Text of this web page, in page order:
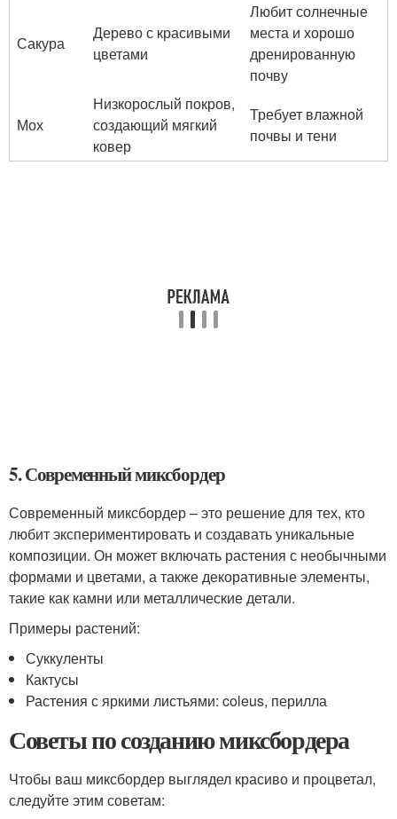
Сакура
Дерево с красивыми
цветами
Любит солнечные
места и хорошо
дренированную
почву
Мох
Низкорослый покров,
создающий мягкий
ковер
Требует влажной
почвы и тени
5. Современный миксбордер
Современный миксбордер – это решение для тех, кто
любит экспериментировать и создавать уникальные
композиции. Он может включать растения с необычными
формами и цветами, а также декоративные элементы,
такие как камни или металлические детали.
Примеры растений:
Суккуленты
Кактусы
Растения с яркими листьями: coleus, перилла
Советы по созданию миксбордера
Чтобы ваш миксбордер выглядел красиво и процветал,
следуйте этим советам: